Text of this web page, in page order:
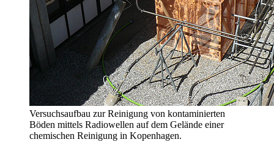
Versuchsaufbau zur Reinigung von kontaminierten
Böden mittels Radiowellen auf dem Gelände einer
chemischen Reinigung in Kopenhagen.